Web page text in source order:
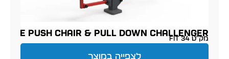
PUSH CHAIR & PULL DOWN CHALLENGER
מק״ט FIT 34
לצפייה במוצר